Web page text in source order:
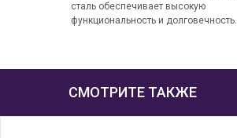
сталь обеспечивает высокую
функциональность и долговечность.
СМОТРИТЕ ТАКЖЕ